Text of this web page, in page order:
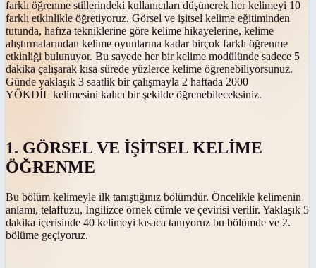
farklı öğrenme stillerindeki kullanıcıları düşünerek her kelimeyi 10
farklı etkinlikle öğretiyoruz. Görsel ve işitsel kelime eğitiminden
tutunda, hafıza tekniklerine göre kelime hikayelerine, kelime
alıştırmalarından kelime oyunlarına kadar birçok farklı öğrenme
etkinliği bulunuyor. Bu sayede her bir kelime modülünde sadece 5
dakika çalışarak kısa sürede yüzlerce kelime öğrenebiliyorsunuz.
Günde yaklaşık 3 saatlik bir çalışmayla 2 haftada 2000
YÖKDİL kelimesini kalıcı bir şekilde öğrenebileceksiniz.
1. GÖRSEL VE İŞİTSEL KELİME
ÖĞRENME
Bu bölüm kelimeyle ilk tanıştığınız bölümdür. Öncelikle kelimenin
anlamı, telaffuzu, İngilizce örnek cümle ve çevirisi verilir. Yaklaşık 5
dakika içerisinde 40 kelimeyi kısaca tanıyoruz bu bölümde ve 2.
bölüme geçiyoruz.